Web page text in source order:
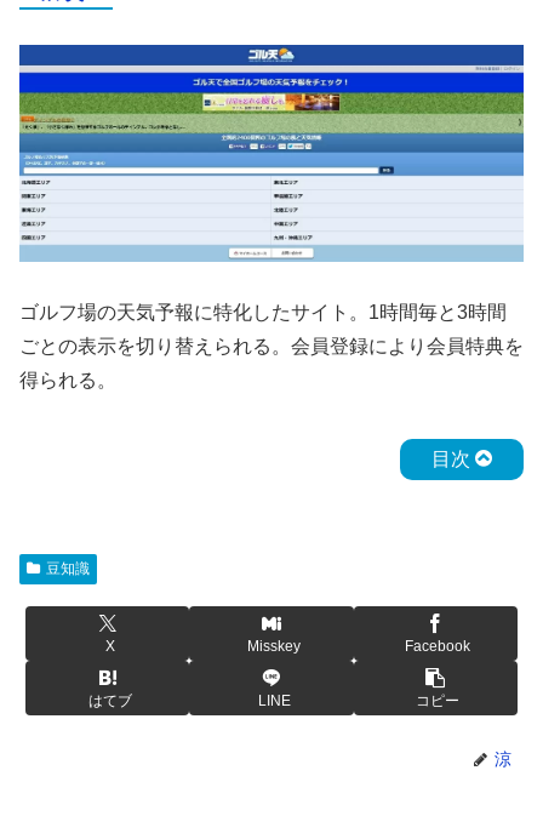
ゴルフ場の天気予報に特化したサイト。1時間毎と3時間
ごとの表示を切り替えられる。会員登録により会員特典を
得られる。
目次
豆知識
X Misskey Facebook
はてブ LINE コピー
涼